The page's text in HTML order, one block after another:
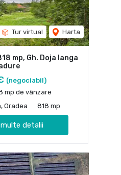
Tur virtual Harta
mp, Gh. Doja langa
(negociabil)
mp de vânzare
Oradea
818 mp
detalii